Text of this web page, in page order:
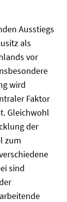
Ausstiegs
als
vor
wird
Faktor
Gleichwohl
der
zum
sind